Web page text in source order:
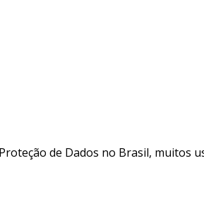
de Dados no Brasil, muitos